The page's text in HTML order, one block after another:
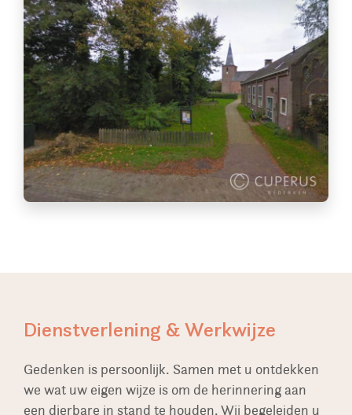
Dienstverlening & Werkwijze
Gedenken is persoonlijk. Samen met u ontdekken
we wat uw eigen wijze is om de herinnering aan
een dierbare in stand te houden. Wij begeleiden u